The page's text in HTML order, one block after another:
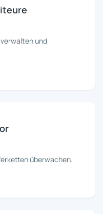
und
überwachen.